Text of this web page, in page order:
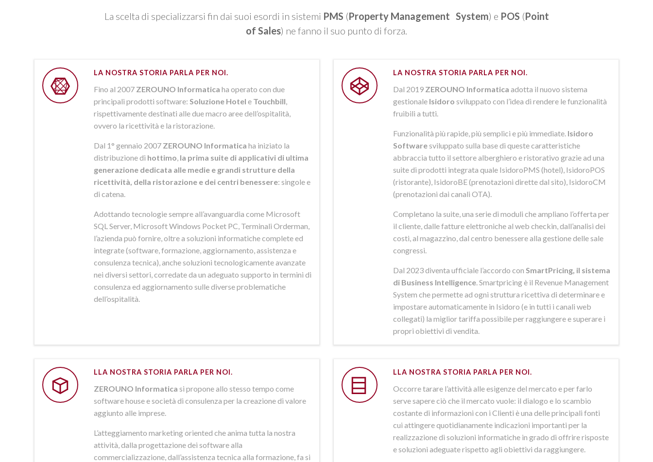
La scelta di specializzarsi fin dai suoi esordi in sistemi PMS (Property Management System) e POS (Point
of Sales) ne fanno il suo punto di forza.
LA NOSTRA STORIA PARLA PER NOI.
Fino al 2007 ZEROUNO Informatica ha operato con due
principali prodotti software: Soluzione Hotel e Touchbill
rispettivamente destinati alle due macro aree dell’ospitalità,
ovvero la ricettività e la ristorazione.
Dal 1° gennaio 2007 ZEROUNO Informatica ha iniziato la
distribuzione di hottimo la prima suite di applicativi di ultima
generazione dedicata alle medie e grandi strutture della
ricettività, della ristorazione e dei centri benessere: singole e
di catena.
Adottando tecnologie sempre all’avanguardia come Microsoft
SQL Server, Microsoft Windows Pocket PC, Terminali Orderman,
l’azienda può fornire, oltre a soluzioni informatiche complete ed
integrate (software, formazione, aggiornamento, assistenza e
consulenza tecnica), anche soluzioni tecnologicamente avanzate
nei diversi settori, corredate da un adeguato supporto in termini di
consulenza ed aggiornamento sulle diverse problematiche
dell’ospitalità.
LA NOSTRA STORIA PARLA PER NOI.
Dal 2019 ZEROUNO Informatica adotta il nuovo sistema
gestionale Isidoro sviluppato con l’idea di rendere le funzionalità
fruibili a tutti.
Funzionalità più rapide, più semplici e più immediate. Isidoro
Softwaresviluppato sulla base di queste caratteristiche
abbraccia tutto il settore alberghiero e ristorativo grazie ad una
suite di prodotti integrata quale IsidoroPMS (hotel), IsidoroPOS
(ristorante), IsidoroBE (prenotazioni dirette dal sito), IsidoroCM
(prenotazioni dai canali OTA).
Completano la suite, una serie di moduli che ampliano l’offerta per
il cliente, dalle fatture elettroniche al web checkin, dall’analisi dei
costi, al magazzino, dal centro benessere alla gestione delle sale
congressi.
Dal 2023 diventa ufficiale l’accordo con SmartPricing, il sistema
di Business Intelligence . Smartpricing è il Revenue Management
System che permette ad ogni struttura ricettiva di determinare e
impostare automaticamente in Isidoro (e in tutti i canali web
collegati) la miglior tariffa possibile per raggiungere e superare i
propri obiettivi di vendita.
LLA NOSTRA STORIA PARLA PER NOI.
ZEROUNO Informatica si propone allo stesso tempo come
software house e società di consulenza per la creazione di valore
aggiunto alle imprese.
L’atteggiamento marketing oriented che anima tutta la nostra
attività, dalla progettazione dei software alla
commercializzazione, dall’assistenza tecnica alla formazione, fa si
LLA NOSTRA STORIA PARLA PER NOI.
Occorre tarare l’attività alle esigenze del mercato e per farlo
serve sapere ciò che il mercato vuole: il dialogo e lo scambio
costante di informazioni con i Clienti è una delle principali fonti
cui attingere quotidianamente indicazioni importanti per la
realizzazione di soluzioni informatiche in grado di offrire risposte
e soluzioni adeguate rispetto agli obiettivi da raggiungere.